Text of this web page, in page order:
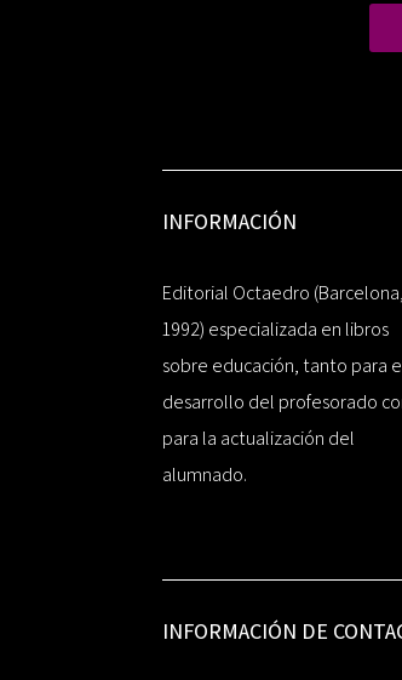
INFORMACIÓN
Editorial Octaedro (Barcelona,
1992) especializada en libros
sobre educación, tanto para
desarrollo del profesorado
para la actualización del
alumnado.
INFORMACIÓN DE